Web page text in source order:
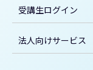
受講生ログイン
法人向けサービス